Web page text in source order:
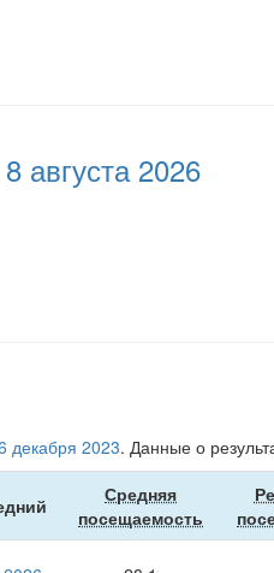
августа 2026
декабря 2023. Данные о
Средняя
посещаемость